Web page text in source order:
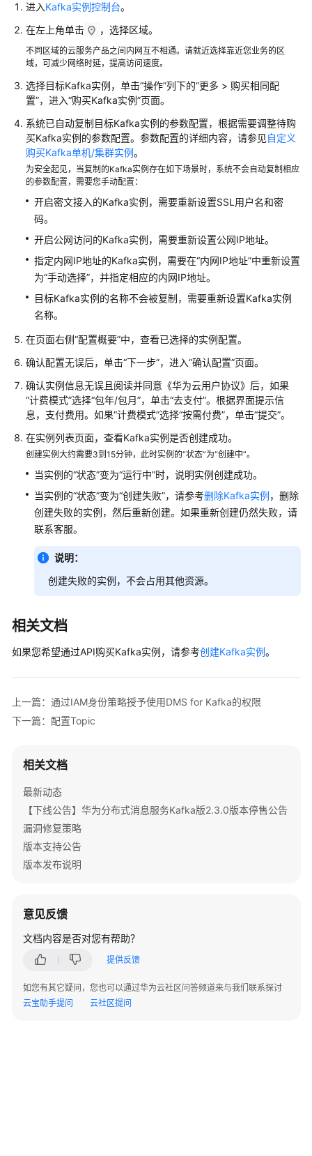
进入Kafka实例控制台。
在左上角单击
，选择区域。
不同区域的云服务产品之间内网互不相通。请就近选择靠近您业务的区
域，可减少网络时延，提高访问速度。
选择目标Kafka实例，单击“操作”列下的“更多 > 购买相同配
置”，进入“购买Kafka实例”页面。
系统已自动复制目标Kafka实例的参数配置，根据需要调整待购
买Kafka实例的参数配置。参数配置的详细内容，请参见自定义
购买Kafka单机/集群实例。
为安全起见，当复制的Kafka实例存在如下场景时，系统不会自动复制相应
的参数配置，需要您手动配置：
开启密文接入的Kafka实例，需要重新设置SSL用户名和密
码。
开启公网访问的Kafka实例，需要重新设置公网IP地址。
指定内网IP地址的Kafka实例，需要在“内网IP地址”中重新设置
为“手动选择”，并指定相应的内网IP地址。
目标Kafka实例的名称不会被复制，需要重新设置Kafka实例
名称。
在页面右侧“配置概要”中，查看已选择的实例配置。
确认配置无误后，单击“下一步”，进入“确认配置”页面。
确认实例信息无误且阅读并同意《华为云用户协议》后，如果
“计费模式”选择“包年/包月”，单击“去支付”。根据界面提示信
息，支付费用。如果“计费模式”选择“按需付费”，单击“提交”。
在实例列表页面，查看Kafka实例是否创建成功。
创建实例大约需要3到15分钟，此时实例的“状态”为“创建中”。
当实例的“状态”变为“运行中”时，说明实例创建成功。
当实例的“状态”变为“创建失败”，请参考删除Kafka实例，删除
创建失败的实例，然后重新创建。如果重新创建仍然失败，请
联系客服。
说明：
创建失败的实例，不会占用其他资源。
相关文档
如果您希望通过API购买Kafka实例，请参考创建Kafka实例。
上一篇：通过IAM身份策略授予使用DMS for Kafka的权限
下一篇：配置Topic
相关文档
最新动态
【下线公告】华为分布式消息服务Kafka版2.3.0版本停售公告
漏洞修复策略
版本支持公告
版本发布说明
意见反馈
文档内容是否对您有帮助？
提供反馈
如您有其它疑问，您也可以通过华为云社区问答频道来与我们联系探讨
云宝助手提问
云社区提问